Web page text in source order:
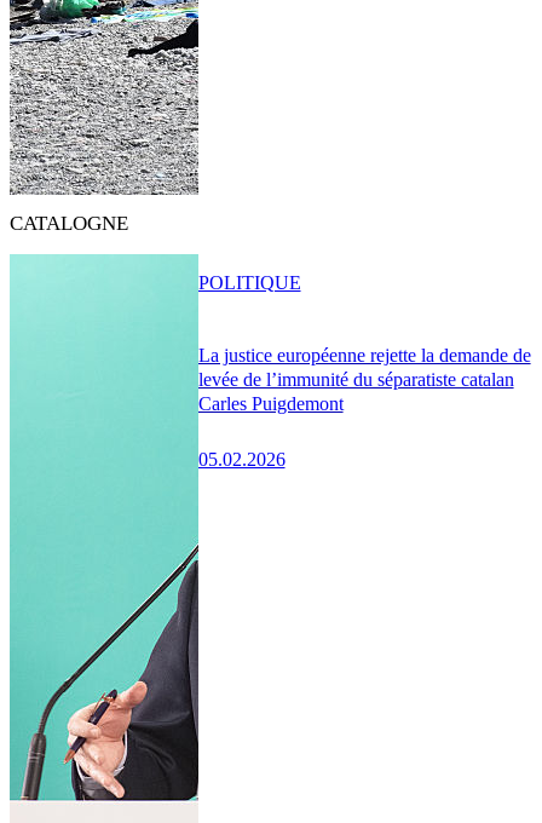
CATALOGNE
La justice européenne rejette la demande de
levée de l’immunité du séparatiste catalan
Carles Puigdemont
05.02.2026
POLITIQUE